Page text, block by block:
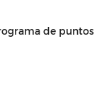
de puntos